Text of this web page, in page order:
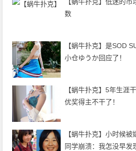
数
【蜗牛扑克】是SOD
小仓ゆうか回应了！
【蜗牛扑克】5年生涯
优奖得主不干了！
【蜗牛扑克】小时候
同学崩溃：我怎没早发